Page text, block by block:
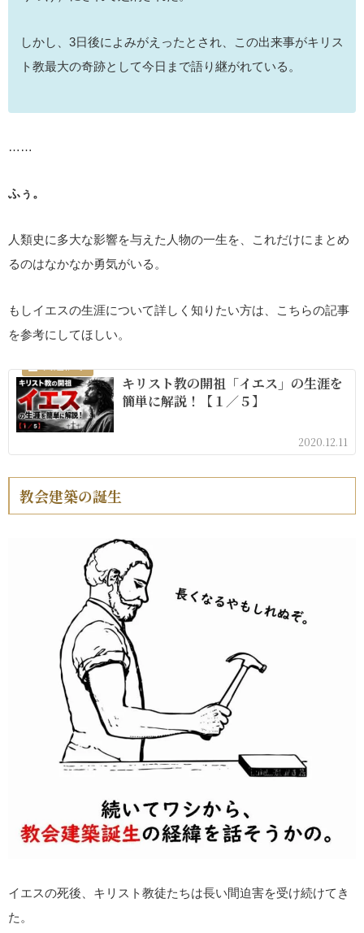
しかし、3日後によみがえったとされ、この出来事がキリス
ト教最大の奇跡として今日まで語り継がれている。
……
ふぅ。
人類史に多大な影響を与えた人物の一生を、これだけにまとめ
るのはなかなか勇気がいる。
もしイエスの生涯について詳しく知りたい方は、こちらの記事
を参考にしてほしい。
キリスト教の開祖「イエス」の生涯を
簡単に解説！【１／５】
2020.12.11
教会建築の誕生
イエスの死後、キリスト教徒たちは長い間迫害を受け続けてき
た。